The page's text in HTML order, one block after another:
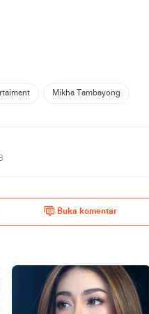
Mikha Tambayong
Buka komentar